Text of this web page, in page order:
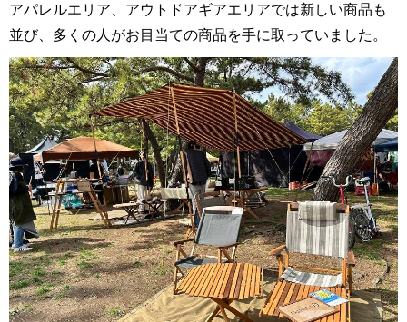
アパレルエリア、アウトドアギアエリアでは新しい商品も
並び、多くの人がお目当ての商品を手に取っていました。